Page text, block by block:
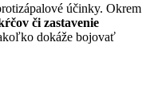
účinky. Okrem
či zastavenie
dokáže bojovať